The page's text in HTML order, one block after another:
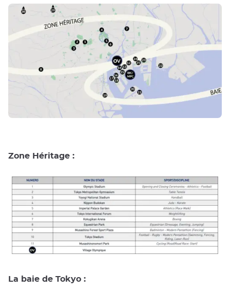
Zone Héritage :
La baie de Tokyo :